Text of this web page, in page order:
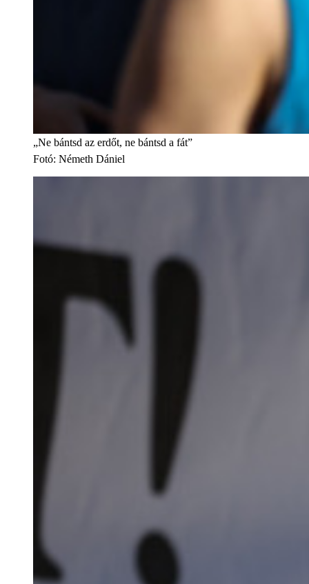
„Ne bántsd az erdőt, ne bántsd a fát”
Fotó: Németh Dániel